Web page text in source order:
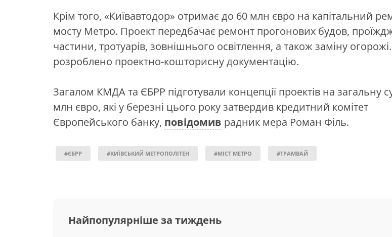
Крім того, «Київавтодор» отримає до 60 млн євро на капітальний
мосту Метро. Проект передбачає ремонт прогонових будов,
частини, тротуарів, зовнішнього освітлення, а також заміну
розроблено проектно-кошторисну документацію.
Загалом КМДА та ЄБРР підготували концепції проектів на загальну
млн євро, які у березні цього року затвердив кредитний комітет
Європейського банку, повідомив радник мера Роман Філь.
#ЄБРР #КИЇВСЬКИЙ МЕТРОПОЛІТЕН #МІСТ МЕТРО #ТРАМВАЙ
Найпопулярніше за тиждень